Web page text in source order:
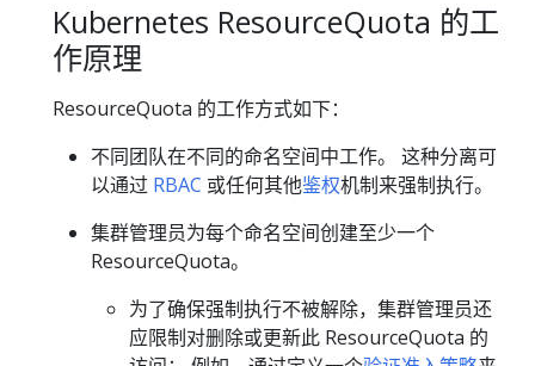
Kubernetes ResourceQuota 的工
作原理
ResourceQuota 的工作方式如下：
不同团队在不同的命名空间中工作。 这种分离可
以通过 RBAC 或任何其他鉴权机制来强制执行。
集群管理员为每个命名空间创建至少一个
ResourceQuota。
为了确保强制执行不被解除，集群管理员还
应限制对删除或更新此 ResourceQuota 的